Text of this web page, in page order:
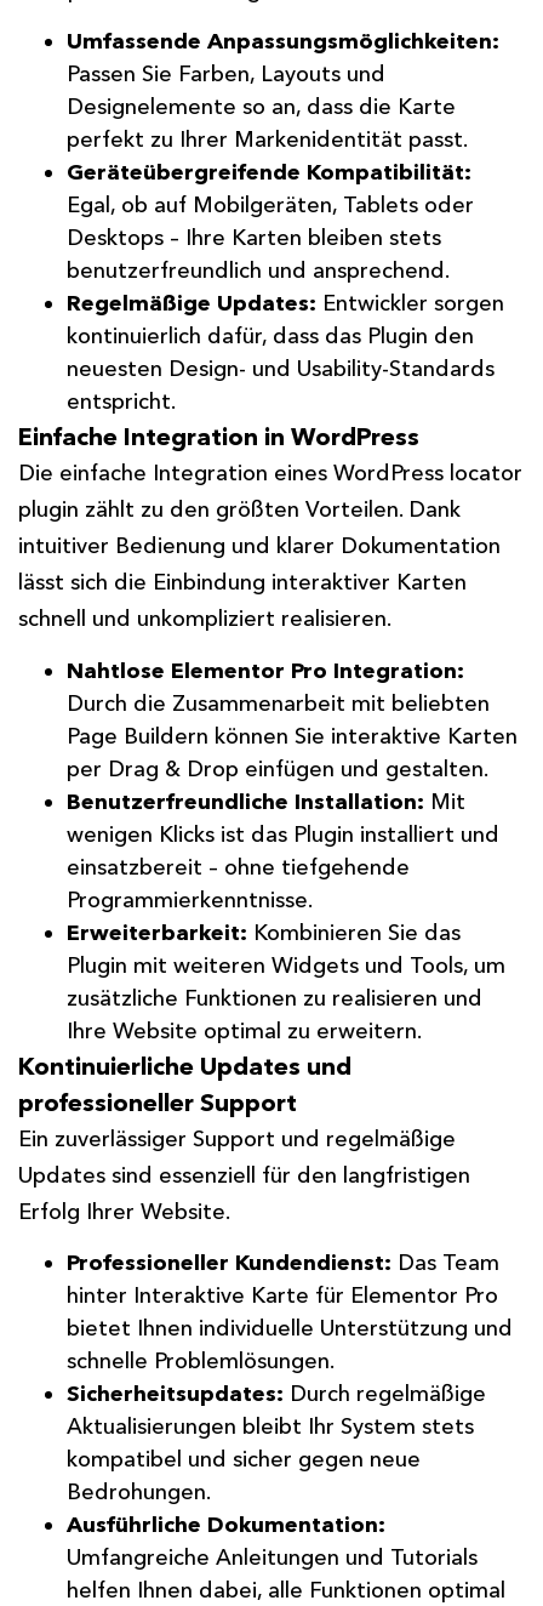
Umfassende Anpassungsmöglichkeiten:
Passen Sie Farben, Layouts und
Designelemente so an, dass die Karte
perfekt zu Ihrer Markenidentität passt.
Geräteübergreifende Kompatibilität:
Egal, ob auf Mobilgeräten, Tablets oder
Desktops – Ihre Karten bleiben stets
benutzerfreundlich und ansprechend.
Regelmäßige Updates: Entwickler sorgen
kontinuierlich dafür, dass das Plugin den
neuesten Design- und Usability-Standards
entspricht.
Einfache Integration in WordPress
Die einfache Integration eines WordPress locator
plugin zählt zu den größten Vorteilen. Dank
intuitiver Bedienung und klarer Dokumentation
lässt sich die Einbindung interaktiver Karten
schnell und unkompliziert realisieren.
Nahtlose Elementor Pro Integration:
Durch die Zusammenarbeit mit beliebten
Page Buildern können Sie interaktive Karten
per Drag & Drop einfügen und gestalten.
Benutzerfreundliche Installation: Mit
wenigen Klicks ist das Plugin installiert und
einsatzbereit – ohne tiefgehende
Programmierkenntnisse.
Erweiterbarkeit: Kombinieren Sie das
Plugin mit weiteren Widgets und Tools, um
zusätzliche Funktionen zu realisieren und
Ihre Website optimal zu erweitern.
Kontinuierliche Updates und
professioneller Support
Ein zuverlässiger Support und regelmäßige
Updates sind essenziell für den langfristigen
Erfolg Ihrer Website.
Professioneller Kundendienst: Das Team
hinter Interaktive Karte für Elementor Pro
bietet Ihnen individuelle Unterstützung und
schnelle Problemlösungen.
Sicherheitsupdates: Durch regelmäßige
Aktualisierungen bleibt Ihr System stets
kompatibel und sicher gegen neue
Bedrohungen.
Ausführliche Dokumentation:
Umfangreiche Anleitungen und Tutorials
helfen Ihnen dabei, alle Funktionen optimal